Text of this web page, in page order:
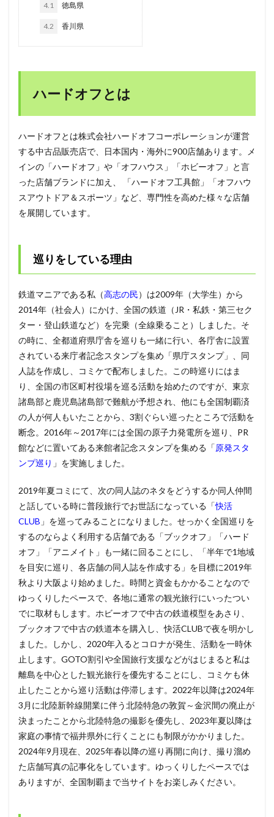
4.1 徳島県
4.2 香川県
ハードオフとは
ハードオフとは株式会社ハードオフコーポレーションが運営
する中古品販売店で、日本国内・海外に900店舗あります。メ
インの「ハードオフ」や「オフハウス」「ホビーオフ」と言
った店舗ブランドに加え、 「ハードオフ工具館」「オフハウ
スアウトドア＆スポーツ」など、専門性を高めた様々な店舗
を展開しています。
巡りをしている理由
鉄道マニアである私（高志の民）は2009年（大学生）から
2014年（社会人）にかけ、全国の鉄道（JR・私鉄・第三セク
ター・登山鉄道など）を完乗（全線乗ること）しました。そ
の時に、全都道府県庁舎を巡りも一緒に行い、各庁舎に設置
されている来庁者記念スタンプを集め「県庁スタンプ」、同
人誌を作成し、コミケで配布しました。この時巡りにはま
り、全国の市区町村役場を巡る活動を始めたのですが、東京
諸島部と鹿児島諸島部で難航が予想され、他にも全国制覇済
の人が何人もいたことから、3割ぐらい巡ったところで活動を
断念。2016年～2017年には全国の原子力発電所を巡り、PR
館などに置いてある来館者記念スタンプを集める「原発スタ
ンプ巡り 」を実施しました。
2019年夏コミにて、次の同人誌のネタをどうするか同人仲間
と話している時に普段旅行でお世話になっている「快活
CLUB 」を巡ってみることになりました。せっかく全国巡りを
するのならよく利用する店舗である「ブックオフ」「ハード
オフ」「アニメイト」も一緒に回ることにし、「半年で1地域
を目安に巡り、各店舗の同人誌を作成する」を目標に2019年
秋より大阪より始めました。時間と資金もかかることなので
ゆっくりしたペースで、各地に通常の観光旅行にいったつい
でに取材もします。ホビーオフで中古の鉄道模型をあさり、
ブックオフで中古の鉄道本を購入し、快活CLUBで夜を明かし
ました。しかし、2020年入るとコロナが発生、活動を一時休
止します。GOTO割引や全国旅行支援などがはじまると私は
離島を中心とした観光旅行を優先することにし、コミケも休
止したことから巡り活動は停滞します。2022年以降は2024年
3月に北陸新幹線開業に伴う北陸特急の敦賀～金沢間の廃止が
決まったことから北陸特急の撮影を優先し、2023年夏以降は
家庭の事情で福井県外に行くことにも制限がかかりました。
2024年9月現在、2025年春以降の巡り再開に向け、撮り溜め
た店舗写真の記事化をしています。ゆっくりしたペースでは
ありますが、全国制覇まで当サイトをお楽しみください。